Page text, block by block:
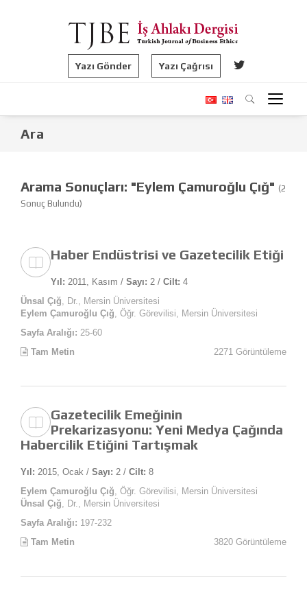
Yazı Gönder Yazı Çağrısı
Ara
Arama Sonuçları: "Eylem Çamuroğlu Çığ" (2
Sonuç Bulundu)
Haber Endüstrisi ve Gazetecilik Etiği
Yıl: 2011, Kasım / Sayı: 2 / Cilt: 4
Ünsal Çığ , Dr., Mersin Üniversitesi
Eylem Çamuroğlu Çığ , Öğr. Görevilisi, Mersin Üniversitesi
Sayfa Aralığı: 25-60
Tam Metin
2271 Görüntüleme
Gazetecilik Emeğinin
Prekarizasyonu: Yeni Medya Çağında
Habercilik Etiğini Tartışmak
Yıl: 2015, Ocak / Sayı: 2 / Cilt: 8
Eylem Çamuroğlu Çığ , Öğr. Görevilisi, Mersin Üniversitesi
Ünsal Çığ , Dr., Mersin Üniversitesi
Sayfa Aralığı: 197-232
Tam Metin
3820 Görüntüleme